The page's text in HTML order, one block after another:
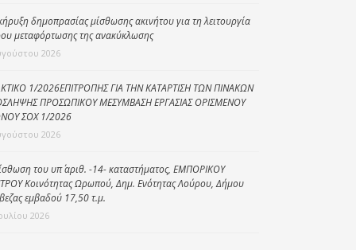
δημοπρασίας μίσθωσης ακινήτου για τη λειτουργία
μεταφόρτωσης της ανακύκλωσης
2026
1/2026ΕΠΙΤΡΟΠΗΣ ΓΙΑ ΤΗΝ ΚΑΤΑΡΤΙΣΗ ΤΩΝ ΠΙΝΑΚΩΝ
ΠΡΟΣΩΠΙΚΟΥ ΜΕΣΥΜΒΑΣΗ ΕΡΓΑΣΙΑΣ ΟΡΙΣΜΕΝΟΥ
ΣΟΧ 1/2026
2026
του υπ΄ αριθ. -14- καταστήματος, ΕΜΠΟΡΙΚΟΥ
Κοινότητας Ωρωπού, Δημ. Ενότητας Λούρου, Δήμου
εμβαδού 17,50 τ.μ.
2026